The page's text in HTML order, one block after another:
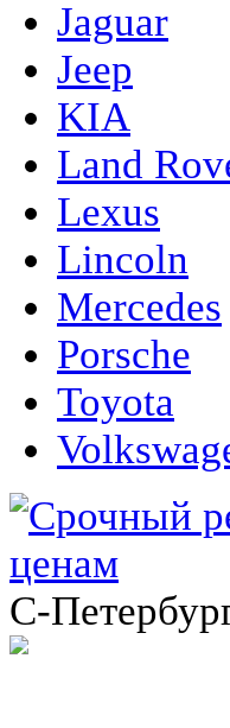
Jaguar
Jeep
KIA
Land
Lexus
Lincoln
Mercedes
Porsche
Toyota
C-